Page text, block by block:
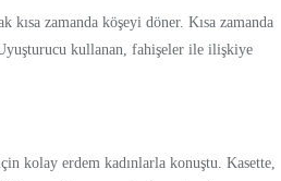
kısa zamanda köşeyi döner. Kısa zamanda
kullanan, fahişeler ile ilişkiye
kolay erdem kadınlarla konuştu. Kasette,